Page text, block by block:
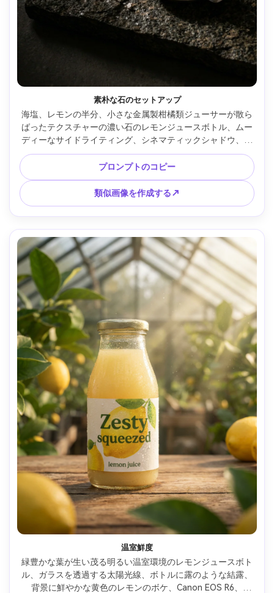
素朴な石のセットアップ
海塩、レモンの半分、小さな金属製柑橘類ジューサーが散ら
ばったテクスチャーの濃い石のレモンジュースボトル、ムー
ディーなサイドライティング、シネマティックシャドウ、編
集製品写真、Sony A7IVで撮影、50mm、f/2.8、フォトリア
ル、プレミアムフードスタイリング --ar 4:5
プロンプトのコピー
類似画像を作成する↗
温室鮮度
緑豊かな葉が生い茂る明るい温室環境のレモンジュースボト
ル、ガラスを透過する太陽光線、ボトルに露のような結露、
背景に鮮やかな黄色のレモンのボケ、Canon EOS R6、